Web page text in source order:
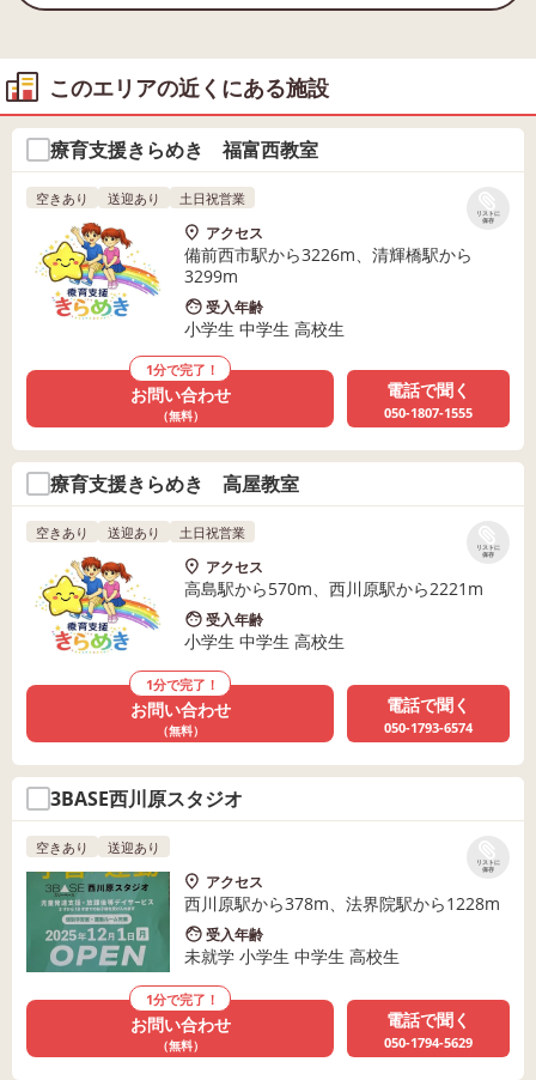
このエリアの近くにある施設
療育支援きらめき 福富西教室
リストに
保存
空きあり 送迎あり 土日祝営業
アクセス
備前西市駅から3226m、清輝橋駅から
3299m
受入年齢
小学生 中学生 高校生
1分で完了！
お問い合わせ
（無料）
電話で聞く
050-1807-1555
療育支援きらめき 高屋教室
リストに
保存
空きあり 送迎あり 土日祝営業
アクセス
高島駅から570m、西川原駅から2221m
受入年齢
小学生 中学生 高校生
1分で完了！
お問い合わせ
（無料）
電話で聞く
050-1793-6574
3BASE西川原スタジオ
リストに
保存
空きあり 送迎あり
アクセス
西川原駅から378m、法界院駅から1228m
受入年齢
未就学 小学生 中学生 高校生
1分で完了！
お問い合わせ
（無料）
電話で聞く
050-1794-5629